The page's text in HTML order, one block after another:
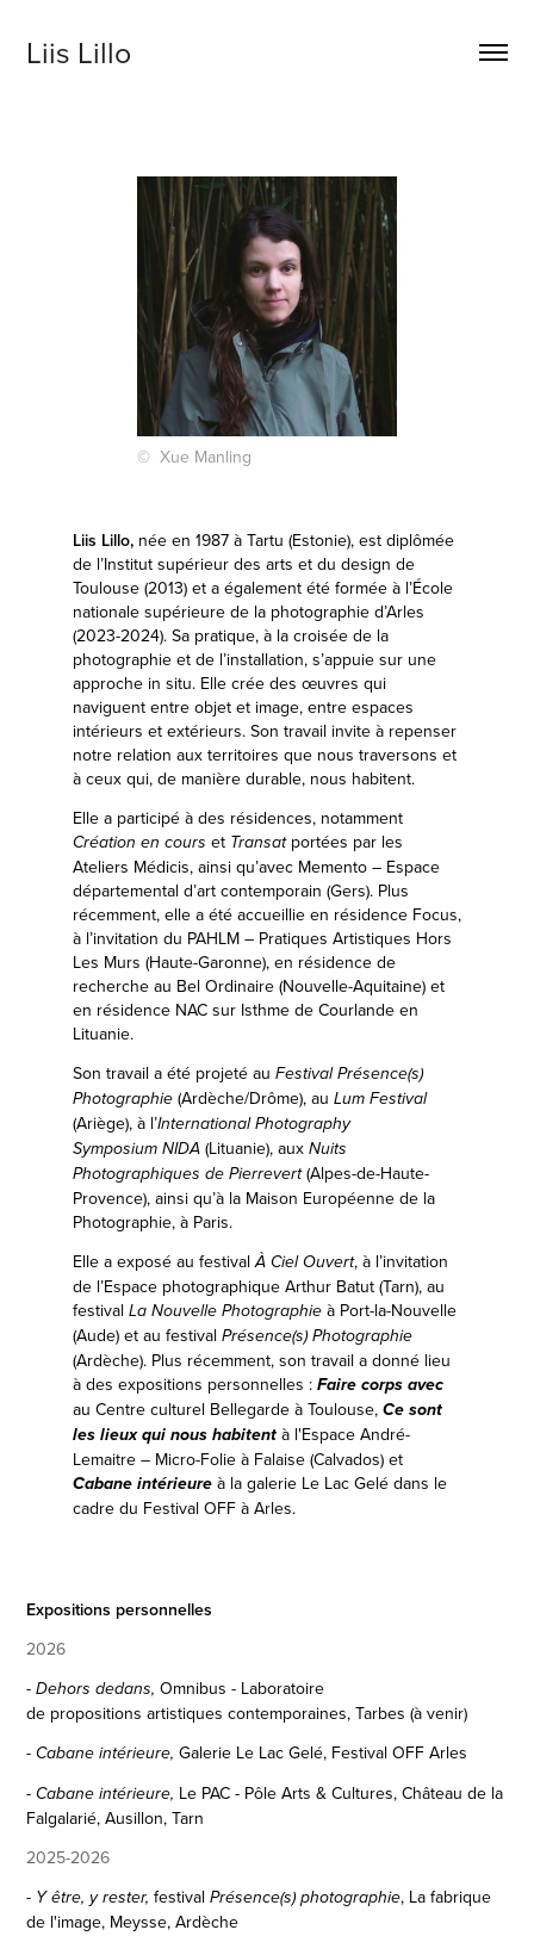
Liis Lillo
© Xue Manling
Liis Lillo, née en 1987 à Tartu (Estonie), est diplômée
de l’Institut supérieur des arts et du design de
Toulouse (2013) et a également été formée à l’École
nationale supérieure de la photographie d’Arles
(2023-2024). Sa pratique, à la croisée de la
photographie et de l’installation, s’appuie sur une
approche in situ. Elle crée des œuvres qui
naviguent entre objet et image, entre espaces
intérieurs et extérieurs. Son travail invite à repenser
notre relation aux territoires que nous traversons et
à ceux qui, de manière durable, nous habitent.
Elle a participé à des résidences, notamment
Création en cours et Transatportées par les
Ateliers Médicis, ainsi qu’avec Memento – Espace
départemental d’art contemporain (Gers). Plus
récemment, elle a été accueillie en résidence Focus,
à l’invitation du PAHLM – Pratiques Artistiques Hors
Les Murs (Haute-Garonne), en résidence de
recherche au Bel Ordinaire (Nouvelle-Aquitaine)et
en résidence NAC sur Isthme de Courlande en
Lituanie.
Son travail a été projeté au Festival Présence(s)
Photographie(Ardèche/Drôme), au Lum Festival
(Ariège), à l’International Photography
Symposium NIDA(Lituanie), aux Nuits
Photographiques de Pierrevert(Alpes-de-Haute-
Provence), ainsi qu’à la Maison Européenne de la
Photographie, à Paris.
Elle a exposé au festivalÀ Ciel Ouvert, à l’invitation
de l’Espace photographique Arthur Batut (Tarn), au
festival La Nouvelle Photographieà Port-la-Nouvelle
(Aude) et au festival Présence(s) Photographie
(Ardèche). Plus récemment, son travail a donné lieu
à des expositions personnelles : Faire corps avec
au Centre culturel Bellegarde à Toulouse, Ce sont
les lieux qui nous habitentà l'Espace André-
Lemaitre – Micro-Folie à Falaise (Calvados) et
Cabane intérieure à la galerie Le Lac Gelé dans le
cadre du Festival OFF à Arles.
Expositions personnelles
2026
- Dehors dedans,Omnibus - Laboratoire
de propositions artistiques contemporaines, Tarbes(à venir)
- Cabane intérieure,Galerie Le Lac Gelé, Festival OFF Arles
- Cabane intérieure, Le PAC - Pôle Arts & Cultures, Château de la
Falgalarié, Ausillon, Tarn
2025-2026
- Y être, y rester,festivalPrésence(s) photographie, La fabrique
de l'image, Meysse, Ardèche